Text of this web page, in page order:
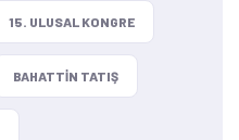
15. ULUSAL KONGRE
BAHATTIN TATIŞ